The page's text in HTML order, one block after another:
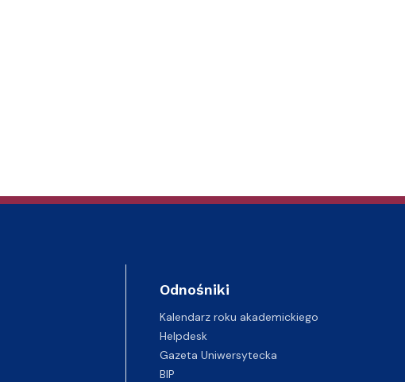
Odnośniki
Kalendarz roku akademickiego
Helpdesk
Gazeta Uniwersytecka
BIP